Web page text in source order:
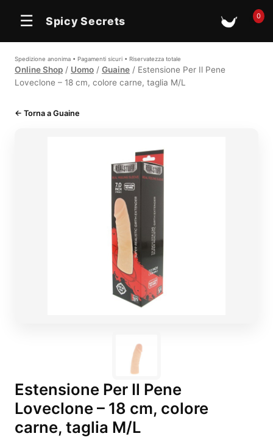
☰ Spicy Secrets 🛒0
Spedizione anonima • Pagamenti sicuri • Riservatezza totale
Online Shop / Uomo / Guaine / Estensione Per Il Pene
Loveclone – 18 cm, colore carne, taglia M/L
← Torna a Guaine
Estensione Per Il Pene
Loveclone – 18 cm, colore
carne, taglia M/L